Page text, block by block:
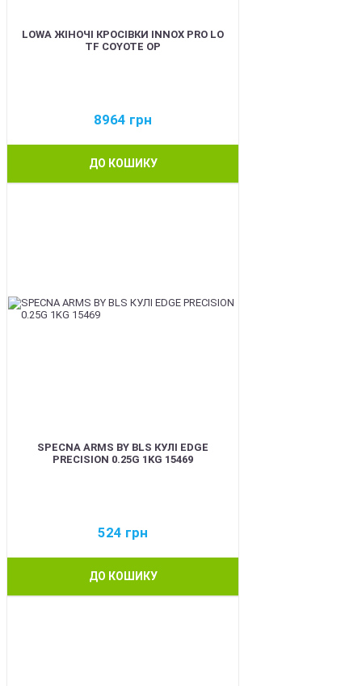
LOWA ЖІНОЧІ КРОСІВКИ INNOX PRO LO
TF COYOTE OP
8964 грн
ДО КОШИКУ
SPECNA ARMS BY BLS КУЛІ EDGE
PRECISION 0.25G 1KG 15469
524 грн
ДО КОШИКУ